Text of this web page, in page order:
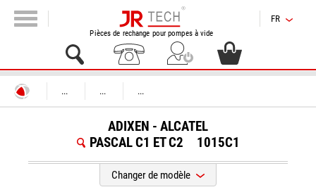
Pièces de rechange pour pompes à vide
FR
... ... ...
ADIXEN - ALCATEL
PASCAL C1 ET C2
1015C1
Changer de modèle